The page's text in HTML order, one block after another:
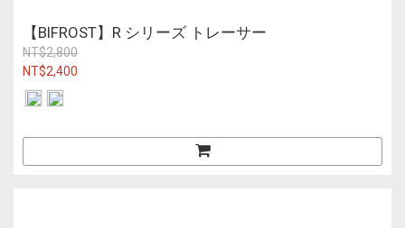
【BIFROST】R シリーズ トレーサー
NT$2,800
NT$2,400